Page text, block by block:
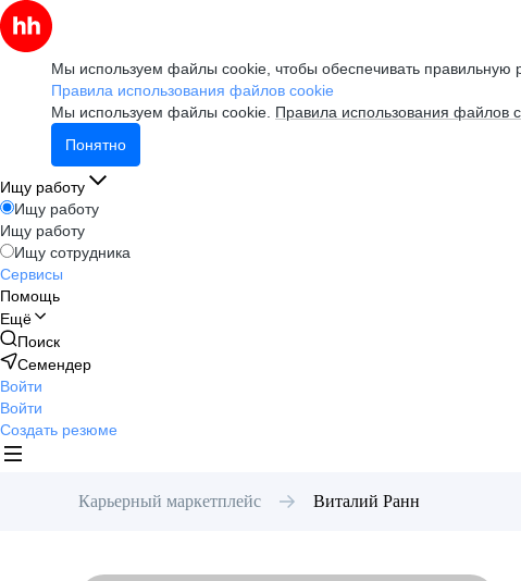
Мы используем файлы cookie, чтобы обеспечивать правильную
Правила использования файлов cookie
Мы используем файлы cookie. Правила использования файлов
Понятно
Ищу работу
Ищу работу
Ищу работу
Ищу сотрудника
Сервисы
Помощь
Ещё
Поиск
Семендер
Войти
Войти
Создать резюме
Карьерный маркетплейс Виталий Ранн